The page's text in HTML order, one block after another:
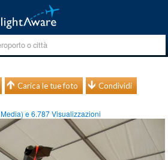
Carica le tue foto Condividi
Media) e6.787Visualizzazioni